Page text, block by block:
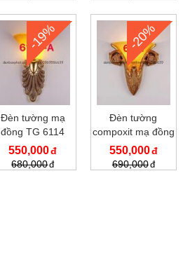
-19%
Đèn tường mạ
đồng TG 6114
550,000
680,000
-20%
Đèn tường
compoxit mạ đồng
6151
550,000
690,000